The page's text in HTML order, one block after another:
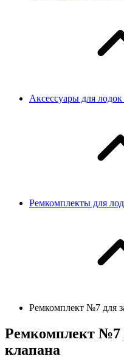
Аксессуары для
Ремкомплекты для
Ремкомплект №7 для
Ремкомплект №7
клапана